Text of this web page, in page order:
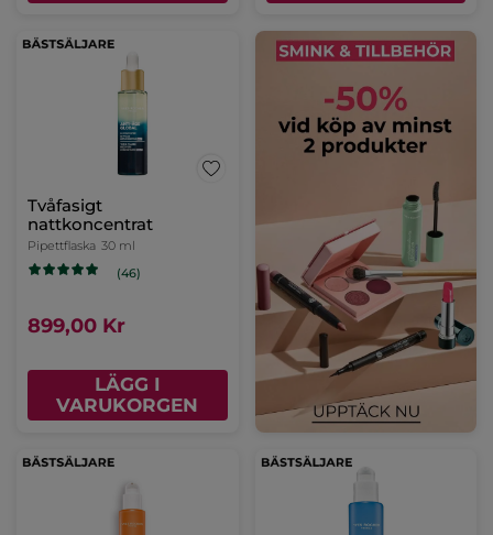
Tvåfasigt
nattkoncentrat
Pipettflaska 30 ml
(46)
899,00 Kr
LÄGG I
VARUKORGEN